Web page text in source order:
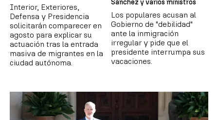
Interior, Exteriores,
Defensa y Presidencia
solicitarán comparecer en
agosto para explicar su
actuación tras la entrada
masiva de migrantes en la
ciudad autónoma.
Sánchez y varios ministros
Los populares acusan al
Gobierno de "debilidad"
ante la inmigración
irregular y pide que el
presidente interrumpa sus
vacaciones.